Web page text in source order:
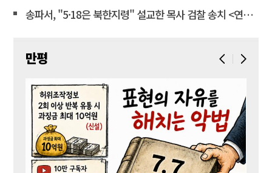
송파서, "5·18은 북한지령" 설교한 목사 검찰 송치 <연합뉴스>
만평